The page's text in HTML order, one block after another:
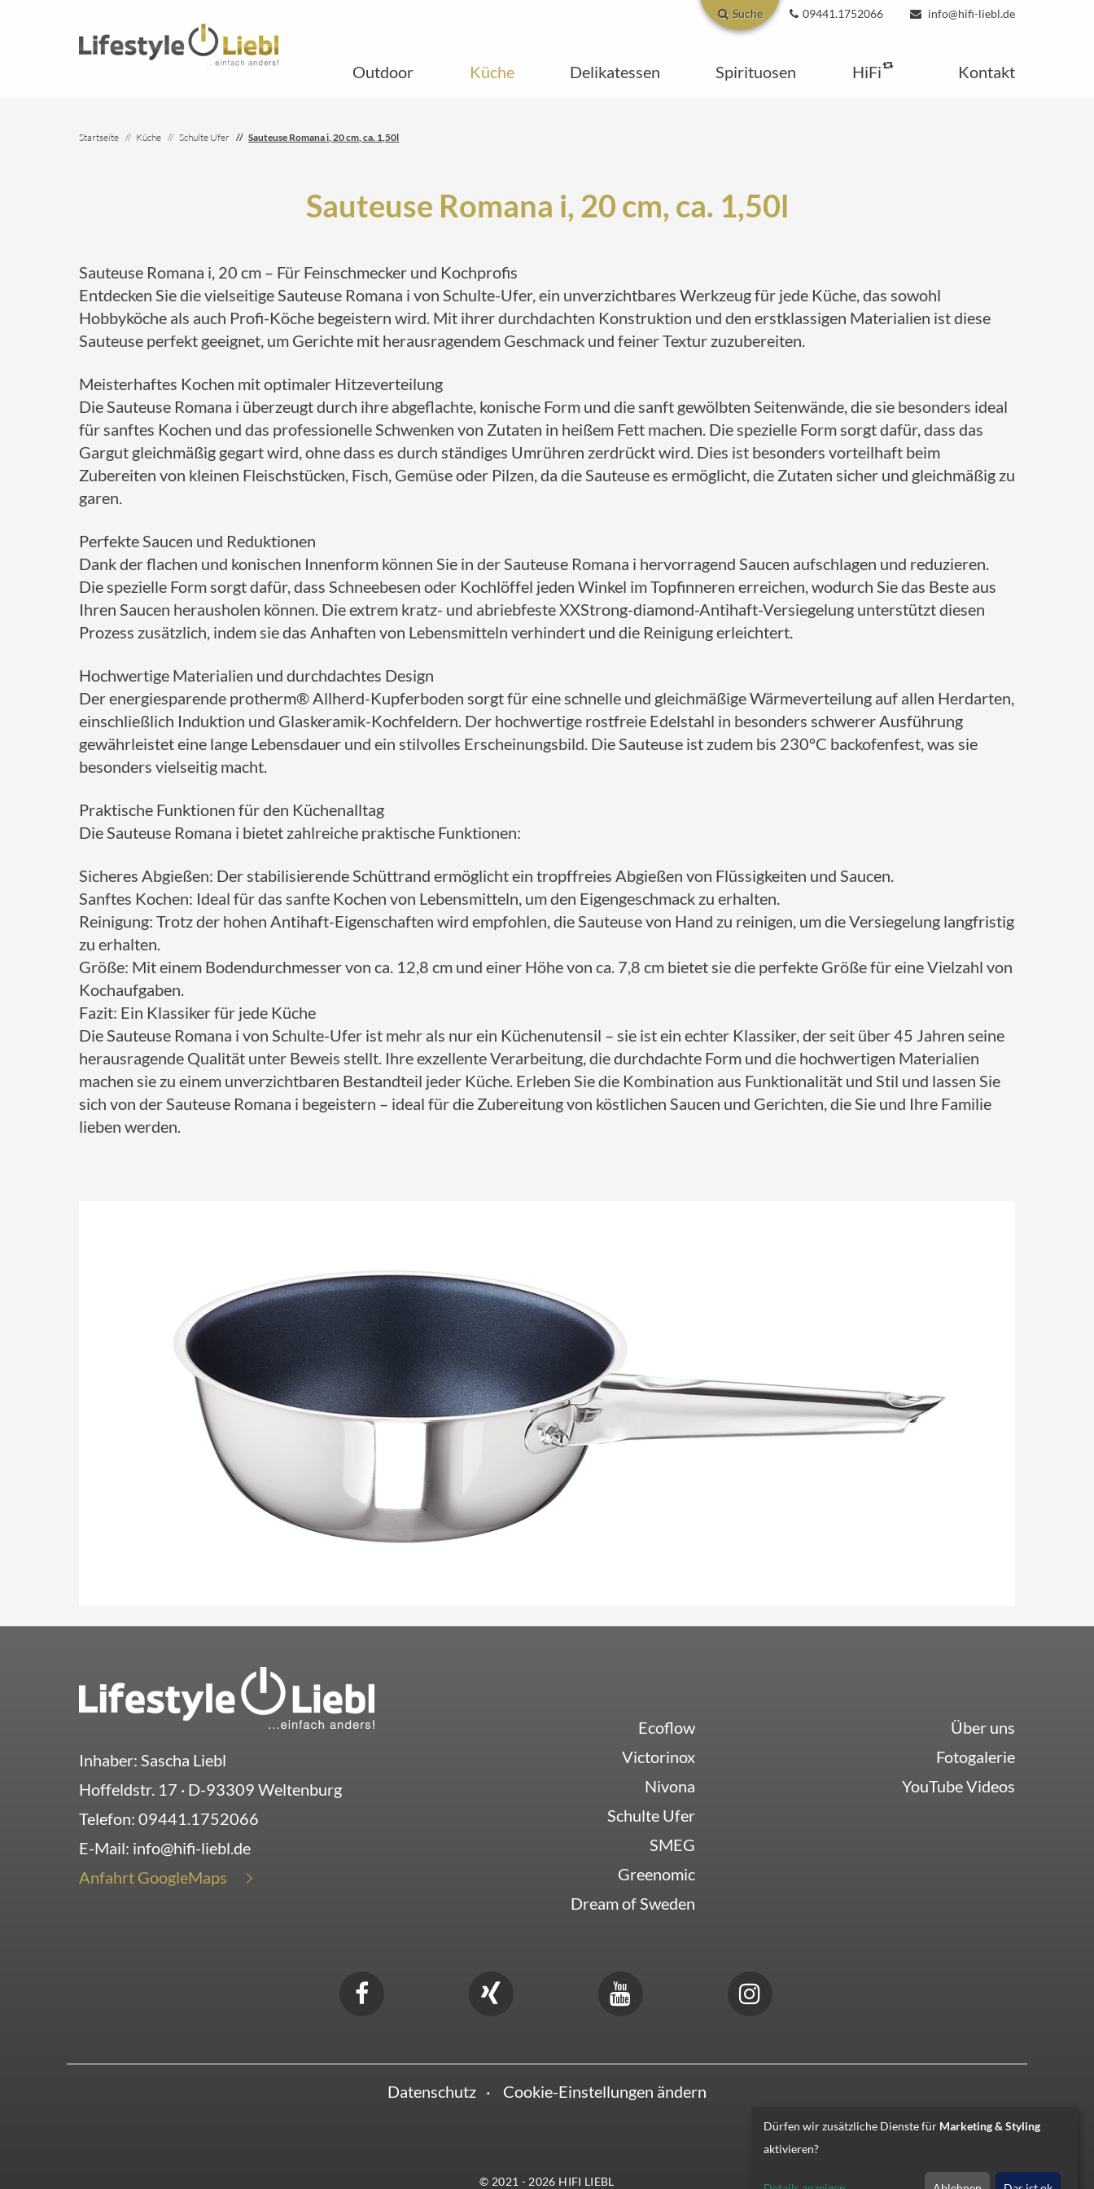
Suche 09441.1752066 info@hifi-liebl.de
Outdoor Küche Delikatessen Spirituosen HiFi Kontakt
Startseite Küche Schulte Ufer Sauteuse Romana i, 20 cm, ca. 1,50l
Sauteuse Romana i, 20 cm, ca. 1,50l
Sauteuse Romana i, 20 cm – Für Feinschmecker und Kochprofis
Entdecken Sie die vielseitige Sauteuse Romana i von Schulte-Ufer, ein unverzichtbares Werkzeug für jede Küche, das sowohl
Hobbyköche als auch Profi-Köche begeistern wird. Mit ihrer durchdachten Konstruktion und den erstklassigen Materialien ist diese
Sauteuse perfekt geeignet, um Gerichte mit herausragendem Geschmack und feiner Textur zuzubereiten.
Meisterhaftes Kochen mit optimaler Hitzeverteilung
Die Sauteuse Romana i überzeugt durch ihre abgeflachte, konische Form und die sanft gewölbten Seitenwände, die sie besonders ideal
für sanftes Kochen und das professionelle Schwenken von Zutaten in heißem Fett machen. Die spezielle Form sorgt dafür, dass das
Gargut gleichmäßig gegart wird, ohne dass es durch ständiges Umrühren zerdrückt wird. Dies ist besonders vorteilhaft beim
Zubereiten von kleinen Fleischstücken, Fisch, Gemüse oder Pilzen, da die Sauteuse es ermöglicht, die Zutaten sicher und gleichmäßig zu
garen.
Perfekte Saucen und Reduktionen
Dank der flachen und konischen Innenform können Sie in der Sauteuse Romana i hervorragend Saucen aufschlagen und reduzieren.
Die spezielle Form sorgt dafür, dass Schneebesen oder Kochlöffel jeden Winkel im Topfinneren erreichen, wodurch Sie das Beste aus
Ihren Saucen herausholen können. Die extrem kratz- und abriebfeste XXStrong-diamond-Antihaft-Versiegelung unterstützt diesen
Prozess zusätzlich, indem sie das Anhaften von Lebensmitteln verhindert und die Reinigung erleichtert.
Hochwertige Materialien und durchdachtes Design
Der energiesparende protherm® Allherd-Kupferboden sorgt für eine schnelle und gleichmäßige Wärmeverteilung auf allen Herdarten,
einschließlich Induktion und Glaskeramik-Kochfeldern. Der hochwertige rostfreie Edelstahl in besonders schwerer Ausführung
gewährleistet eine lange Lebensdauer und ein stilvolles Erscheinungsbild. Die Sauteuse ist zudem bis 230°C backofenfest, was sie
besonders vielseitig macht.
Praktische Funktionen für den Küchenalltag
Die Sauteuse Romana i bietet zahlreiche praktische Funktionen:
Sicheres Abgießen: Der stabilisierende Schüttrand ermöglicht ein tropffreies Abgießen von Flüssigkeiten und Saucen.
Sanftes Kochen: Ideal für das sanfte Kochen von Lebensmitteln, um den Eigengeschmack zu erhalten.
Reinigung: Trotz der hohen Antihaft-Eigenschaften wird empfohlen, die Sauteuse von Hand zu reinigen, um die Versiegelung langfristig
zu erhalten.
Größe: Mit einem Bodendurchmesser von ca. 12,8 cm und einer Höhe von ca. 7,8 cm bietet sie die perfekte Größe für eine Vielzahl von
Kochaufgaben.
Fazit: Ein Klassiker für jede Küche
Die Sauteuse Romana i von Schulte-Ufer ist mehr als nur ein Küchenutensil – sie ist ein echter Klassiker, der seit über 45 Jahren seine
herausragende Qualität unter Beweis stellt. Ihre exzellente Verarbeitung, die durchdachte Form und die hochwertigen Materialien
machen sie zu einem unverzichtbaren Bestandteil jeder Küche. Erleben Sie die Kombination aus Funktionalität und Stil und lassen Sie
sich von der Sauteuse Romana i begeistern – ideal für die Zubereitung von köstlichen Saucen und Gerichten, die Sie und Ihre Familie
lieben werden.
Inhaber: Sascha Liebl
Hoffeldstr. 17 · D-93309 Weltenburg
Telefon: 09441.1752066
E-Mail: info@hifi-liebl.de
Anfahrt GoogleMaps
Ecoflow
Victorinox
Nivona
Schulte Ufer
SMEG
Greenomic
Dream of Sweden
Über uns
Fotogalerie
YouTube Videos
Datenschutz Cookie-Einstellungen ändern
© 2021 - 2026 HIFI LIEBL
Dürfen wir zusätzliche Dienste für Marketing & Styling
aktivieren?